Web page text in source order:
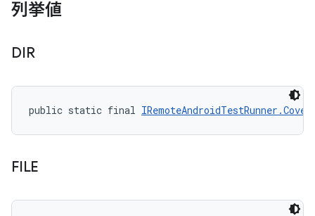
列挙値
DIR
public static final
FILE